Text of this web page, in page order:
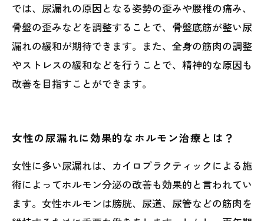
では、尿漏れの原因となる姿勢の歪みや腰椎の痛み、
骨盤の歪みなどを調整することで、骨盤底筋が整い尿
漏れの緩和が期待できます。また、全身の筋肉の調整
やストレスの緩和などを行うことで、精神的な原因も
改善を目指すことができます。
女性の尿漏れに効果的なホルモン治療とは？
女性に多い尿漏れは、カイロプラクティックによる施
術によってホルモン分泌の改善も効果的と言われてい
ます。女性ホルモンは膀胱、尿道、尿管などの筋肉を